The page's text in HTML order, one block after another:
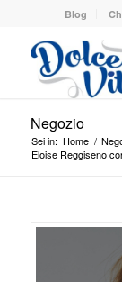
Blog
Negozio
Sei in: Home /
Eloise Reggiseno